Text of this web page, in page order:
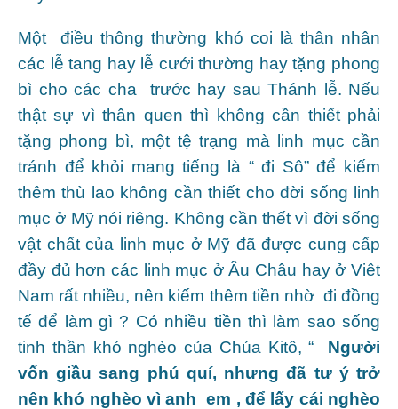
Một điều thông thường khó coi là thân nhân
các lễ tang hay lễ cưới thường hay tặng phong
bì cho các cha trước hay sau Thánh lễ. Nếu
thật sự vì thân quen thì không cần thiết phải
tặng phong bì, một tệ trạng mà linh mục cần
tránh để khỏi mang tiếng là “ đi Sô” để kiếm
thêm thù lao không cần thiết cho đời sống linh
mục ở Mỹ nói riêng. Không cần thết vì đời sống
vật chất của linh mục ở Mỹ đã được cung cấp
đầy đủ hơn các linh mục ở Âu Châu hay ở Viêt
Nam rất nhiều, nên kiếm thêm tiền nhờ đi đồng
tế để làm gì ? Có nhiều tiền thì làm sao sống
tinh thần khó nghèo của Chúa Kitô, “ Người
vốn giầu sang phú quí, nhưng đã tư ý trở
nên khó nghèo vì anh em , để lấy cái nghèo